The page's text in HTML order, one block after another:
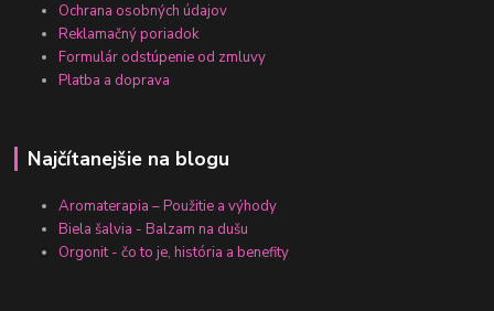
Ochrana osobných údajov
Reklamačný poriadok
Formulár odstúpenie od zmluvy
Platba a doprava
Najčítanejšie na blogu
Aromaterapia – Použitie a výhody
Biela šalvia - Balzam na dušu
Orgonit - čo to je, história a benefity